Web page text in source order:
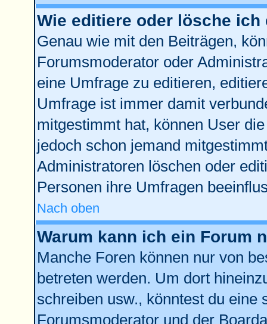
Wie editiere oder lösche ich
Genau wie mit den Beiträgen,
Forumsmoderator oder
eine Umfrage zu editieren,
Umfrage ist immer damit
mitgestimmt hat, können User
jedoch schon jemand
Administratoren löschen oder
Personen ihre Umfragen
Nach oben
Warum kann ich ein Forum
Manche Foren können nur von
betreten werden. Um dort
schreiben usw., könntest du eine
Forumsmoderator und der